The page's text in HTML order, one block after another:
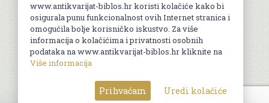
Uvjeti kupnje
© Sva prava pridržana. Web by
www.antikvarijat-biblos.hr koristi kolačiće kako bi
osigurala punu funkcionalnost ovih Internet stranica i
omogućila bolje korisničko iskustvo. Za više
informacija o kolačićima i privatnosti osobnih
podataka na www.antikvarijat-biblos.hr kliknite na
Više informacija
Prihvaćam Uredi kolačiće